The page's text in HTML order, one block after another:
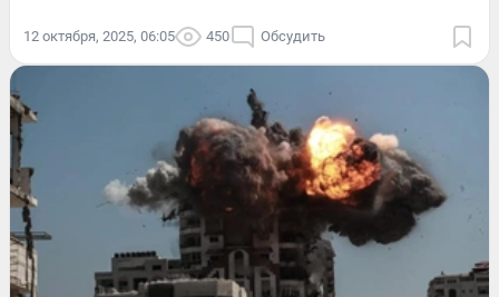
12 октября, 2025, 06:05 450 Обсудить